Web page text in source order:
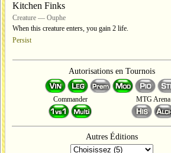
Kitchen Finks
Creature — Ouphe
When this creature enters, you gain 2 life.
Persist
Autorisations en Tournois
Commander MTG Arena
Autres Éditions